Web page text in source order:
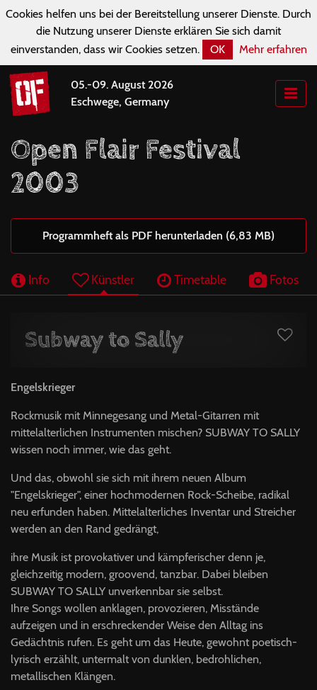
Cookies helfen uns bei der Bereitstellung unserer Dienste. Durch
die Nutzung unserer Dienste erklären Sie sich damit
einverstanden, dass wir Cookies setzen.
OK Mehr erfahren
05.-09. August 2026
Eschwege, Germany
Open Flair Festival
2003
Programmheft als PDF herunterladen (6,83 MB)
Info Künstler Timetable Fotos
Subway to Sally
Engelskrieger
Rockmusik mit Minnegesang und Metal-Gitarren mit
mittelalterlichen Instrumenten mischen? SUBWAY TO SALLY
wissen noch immer, wie das geht.
Und das, obwohl sie sich mit ihrem neuen Album
"Engelskrieger", einer hochmodernen Rock-Scheibe, radikal
neu erfunden haben. Mittelalterliches Inventar und Streicher
werden an den Rand gedrängt,
ihre Musik ist provokativer und kämpferischer denn je,
gleichzeitig modern, groovend, tanzbar. Dabei bleiben
SUBWAY TO SALLY unverkennbar sie selbst.
Ihre Songs wollen anklagen, provozieren, Misstände
aufzeigen und in erschreckender Weise den Alltag ins
Gedächtnis rufen. Es geht um das Heute, gewohnt poetisch-
lyrisch erzählt, untermalt von dunklen, bedrohlichen,
metallischen Klängen.